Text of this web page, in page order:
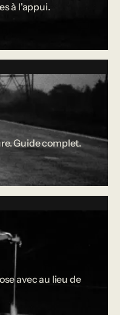
à l'appui.
Guide complet.
avec au lieu de